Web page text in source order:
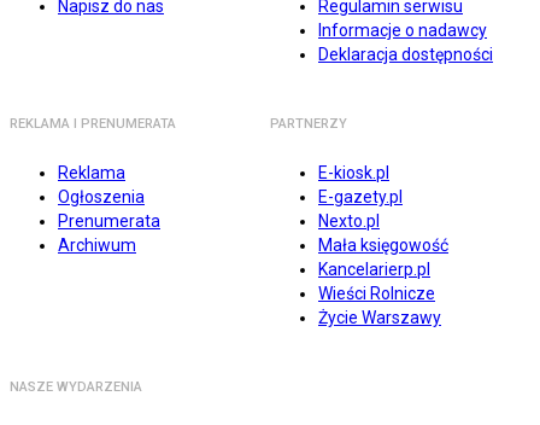
Napisz do nas
Regulamin serwisu
Informacje o nadawcy
Deklaracja dostępności
REKLAMA I PRENUMERATA
Reklama
Ogłoszenia
Prenumerata
Archiwum
PARTNERZY
E-kiosk.pl
E-gazety.pl
Nexto.pl
Mała księgowość
Kancelarierp.pl
Wieści Rolnicze
Życie Warszawy
NASZE WYDARZENIA